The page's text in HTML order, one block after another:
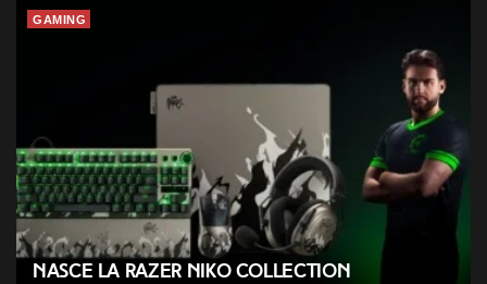
GAMING
Nasce la Razer NiKo Collection